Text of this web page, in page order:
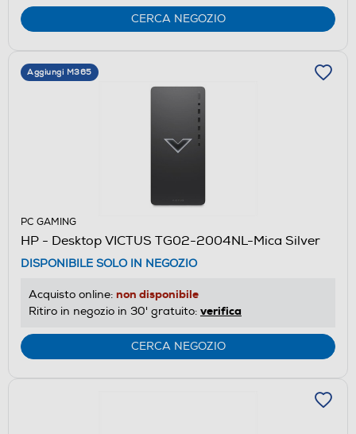
CERCA NEGOZIO
Aggiungi M365
PC GAMING
HP - Desktop VICTUS TG02-2004NL-Mica Silver
DISPONIBILE SOLO IN NEGOZIO
Acquisto online: non disponibile
Ritiro in negozio in 30' gratuito: verifica
CERCA NEGOZIO